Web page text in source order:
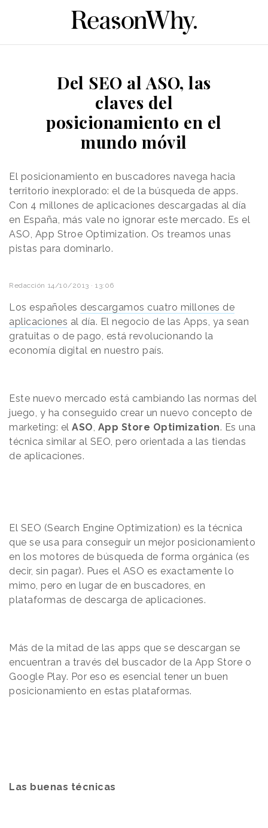
Del SEO al ASO, las
claves del
posicionamiento en el
mundo móvil
El posicionamiento en buscadores navega hacia
territorio inexplorado: el de la búsqueda de apps.
Con 4 millones de aplicaciones descargadas al día
en España, más vale no ignorar este mercado. Es el
ASO, App Stroe Optimization. Os treamos unas
pistas para dominarlo.
Redacción 14/10/2013 · 13:06
Los españoles descargamos cuatro millones de
aplicaciones al día. El negocio de las Apps, ya sean
gratuitas o de pago, está revolucionando la
economía digital en nuestro país.
Este nuevo mercado está cambiando las normas del
juego, y ha conseguido crear un nuevo concepto de
marketing: el ASO App Store Optimization. Es una
técnica similar al SEO, pero orientada a las tiendas
de aplicaciones.
El SEO (Search Engine Optimization) es la técnica
que se usa para conseguir un mejor posicionamiento
en los motores de búsqueda de forma orgánica (es
decir, sin pagar). Pues el ASO es exactamente lo
mimo, pero en lugar de en buscadores, en
plataformas de descarga de aplicaciones.
Más de la mitad de las apps que se descargan se
encuentran a través del buscador de la App Store o
Google Play. Por eso es esencial tener un buen
posicionamiento en estas plataformas.
Las buenas técnicas